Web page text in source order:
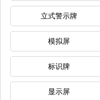
立式警示牌
模拟屏
标识牌
显示屏